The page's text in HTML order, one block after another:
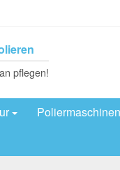
pflegen!
Poliermaschinen